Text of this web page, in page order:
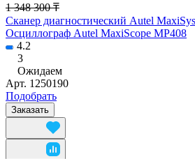
1 348 300 ₸
Сканер диагностический Autel
Осциллограф Autel MaxiScope MP408
4.2
3
Ожидаем
Арт. 1250190
Подобрать
Заказать